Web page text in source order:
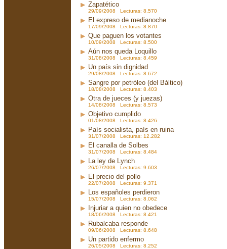
Zapatético
29/09/2008 Lecturas: 8.570
El expreso de medianoche
17/09/2008 Lecturas: 8.870
Que paguen los votantes
10/09/2008 Lecturas: 8.500
Aún nos queda Loquillo
31/08/2008 Lecturas: 8.459
Un país sin dignidad
29/08/2008 Lecturas: 8.672
Sangre por petróleo (del Báltico)
18/08/2008 Lecturas: 8.403
Otra de jueces (y juezas)
14/08/2008 Lecturas: 8.573
Objetivo cumplido
01/08/2008 Lecturas: 8.426
País socialista, país en ruina
31/07/2008 Lecturas: 12.282
El canalla de Solbes
31/07/2008 Lecturas: 8.484
La ley de Lynch
26/07/2008 Lecturas: 9.603
El precio del pollo
22/07/2008 Lecturas: 9.371
Los españoles perdieron
15/07/2008 Lecturas: 8.062
Injuriar a quien no obedece
18/06/2008 Lecturas: 8.421
Rubalcaba responde
09/06/2008 Lecturas: 8.648
Un partido enfermo
26/05/2008 Lecturas: 8.252